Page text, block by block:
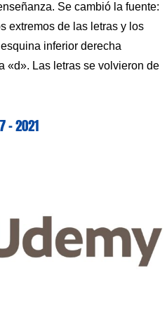
Se cambió la fuente:
extremos de las letras y los
inferior derecha
«d». Las letras se volvieron de
– 2021